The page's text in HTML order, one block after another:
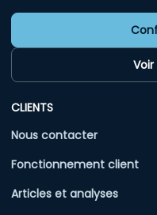
CLIENTS
Nous contacter
Fonctionnement client
Articles et analyses